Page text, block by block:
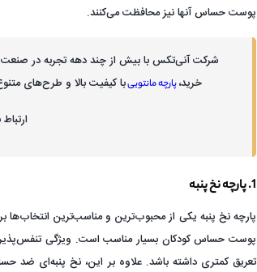
پوست حساس آنها نیز محافظت می‌کنند.
شرکت آنی‌تکس با بیش از چند دهه تجربه در صنعت
خرید،پارچه مانتوییبا کیفیت بالا و طرح‌های
ارتباط
1. پارچه نخ پنبه‌
پارچه نخ پنبه یکی از محبوب‌ترین و مناسب‌ترین انتخاب‌ها
پوست حساس کودکان بسیار مناسب است. ویژگی
تعریق کمتری داشته باشد. علاوه بر این، نخ پنبه‌ای